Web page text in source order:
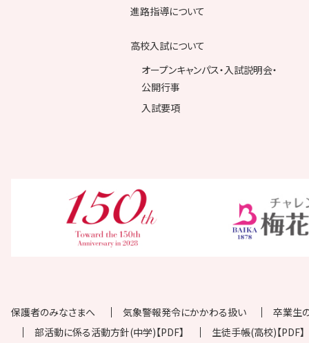
進路指導について
高校入試について
オープンキャンパス・入試説明会・
公開行事
入試要項
保護者のみなさまへ 気象警報発令にかかわる扱い
卒業生
部活動に係る活動方針(中学)【PDF】
生徒手帳(高校)【PDF】